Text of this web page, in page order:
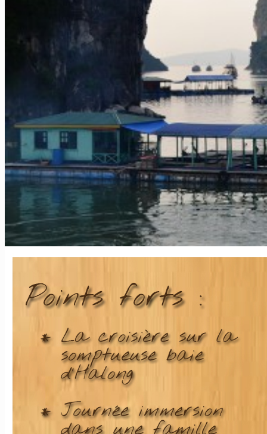
Vietnam Centre
Hue
Hoi An
Nha Trang
Parc de Phong Nha – Ke Bang
Les hauts plateaux
Nos plus ++
Vietnam Sud
Le delta du Mékong
Mui Ne
L’île de Phu Quoc
L’archipel de Con Dao
Cat Tien